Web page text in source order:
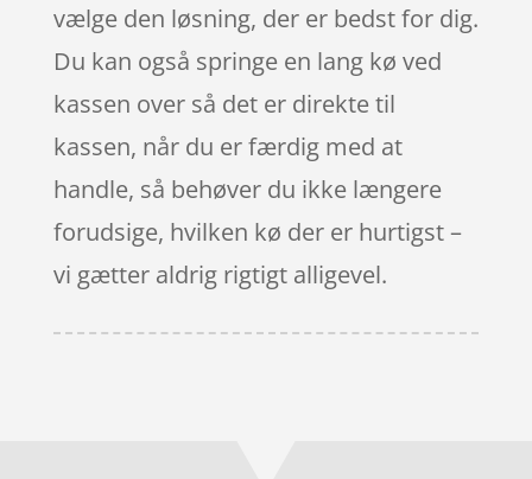
vælge den løsning, der er bedst for dig.
Du kan også springe en lang kø ved
kassen over så det er direkte til
kassen, når du er færdig med at
handle, så behøver du ikke længere
forudsige, hvilken kø der er hurtigst –
vi gætter aldrig rigtigt alligevel.